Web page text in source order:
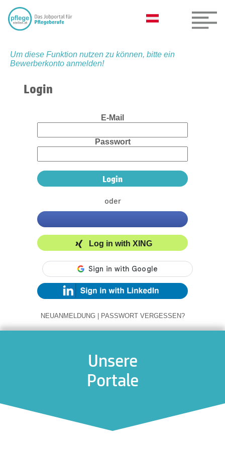
Um diese Funktion nutzen zu können, bitte ein
Bewerberkonto anmelden!
Login
E-Mail
Passwort
oder
Log in with XING
NEUANMELDUNG | PASSWORT VERGESSEN?
Unsere
Portale